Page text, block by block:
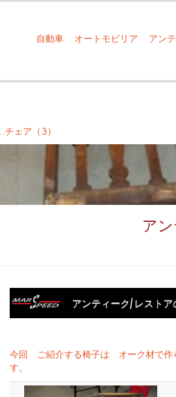
自動車 オートモビリア アン
ェア（3）
ア
アンティーク/ レスト
今回 ご紹介する椅子は オーク材で作
す。